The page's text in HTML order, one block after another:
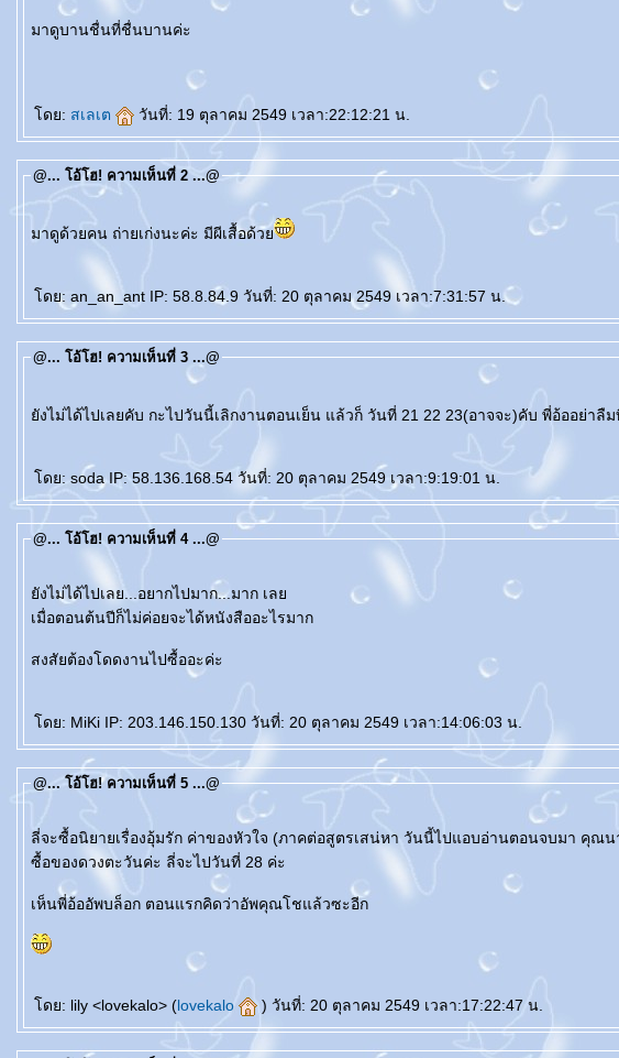
มาดูบานชื่นที่ชื่นบานค่ะ
ดย: สเลเต วันที่: 19 ตุลาคม 2549 เวลา:22:12:21 น.
@... โอ้โฮ! ความเห็นที่ 2 ...@
มาดูด้วยคน ถ่ายเก่งนะค่ะ มีผีเสื้อด้ว
ดย: an_an_ant IP: 58.8.84.9 วันที่: 20 ตุลาคม 2549 เวลา:7:31:57 น.
@... โอ้โฮ! ความเห็นที่ 3 ...@
งไม่ได้ไปเลยคับ กะไปวันนี้เลิกงานตอนเย็น แล้วก็ วันที่ 21 22 23(อาจจะ)คับ พี่อ้ออย่าลื
ดย: soda IP: 58.136.168.54 วันที่: 20 ตุลาคม 2549 เวลา:9:19:01 น.
@... โอ้โฮ! ความเห็นที่ 4 ...@
ังไม่ได้ไปเลย...อยากไปมาก...มาก เล
เมื่อตอนต้นปีก็ไม่ค่อยจะได้หนังสืออะไรมาก
สงสัยต้องโดดงานไปซื้ออะค่ะ
ดย: MiKi IP: 203.146.150.130 วันที่: 20 ตุลาคม 2549 เวลา:14:06:03 น.
@... โอ้โฮ! ความเห็นที่ 5 ...@
ลี่จะซื้อนิยายเรื่องอุ้มรัก ค่าของหัวใจ (ภาคต่อสูตรเสน่หา วันนี้ไปแอบอ่านตอนจบมา คุ
ซื้อของดวงตะวันค่ะ ลี่จะไปวันที่ 28 ค่ะ
เห็นพี่อ้ออัพบล็อก ตอนแรกคิดว่าอัพคุณโชแล้วซะอีก
ดย: lily <lovekalo> (lovekalo ) วันที่: 20 ตุลาคม 2549 เวลา:17:22:47 น.